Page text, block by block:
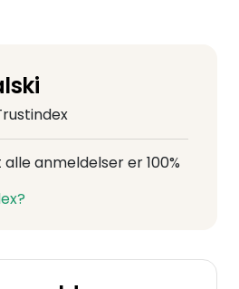
anmeldelser er 100%